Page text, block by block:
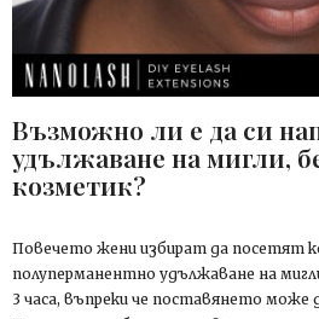
Възможно ли е да си
удължаване на мигли,
козметик?
Повечето жени избират да посетят
полуперманентно удължаване на
3 часа, въпреки че поставянето може